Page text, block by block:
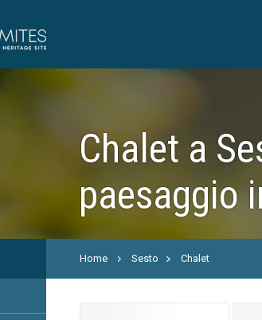
Chalet a
paesaggio
Home Sesto Chalet